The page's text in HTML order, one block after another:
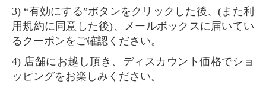
3) “有効にする”ボタンをクリックした後、(また利
用規約に同意した後)、メールボックスに届いてい
るクーポンをご確認ください。
4) 店舗にお越し頂き、ディスカウント価格でショ
ッピングをお楽しみください。